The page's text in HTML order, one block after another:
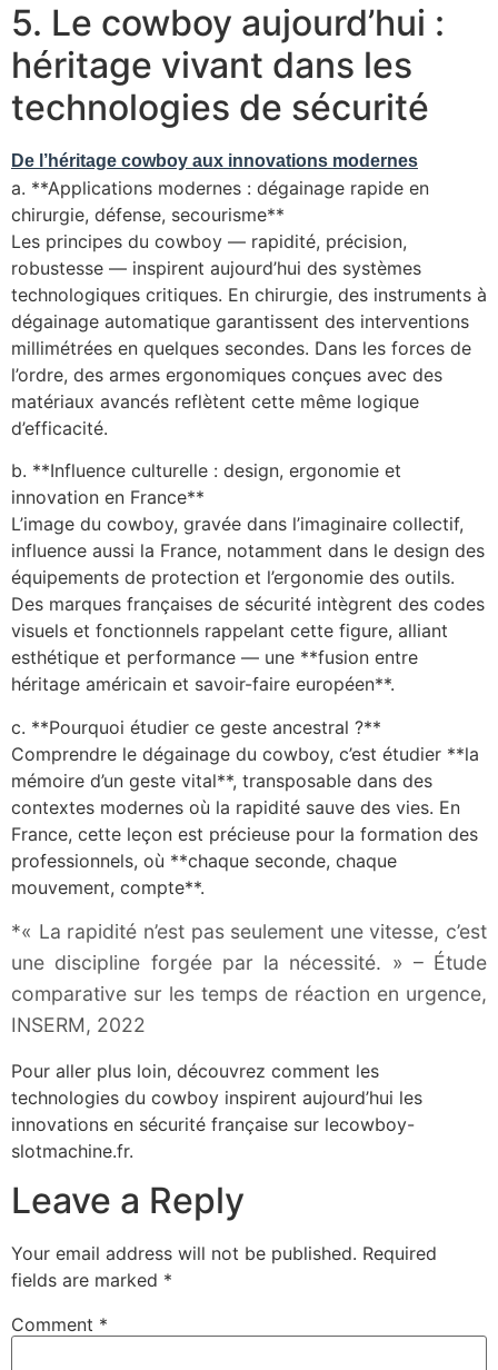
5. Le cowboy aujourd’hui :
héritage vivant dans les
technologies de sécurité
De l’héritage cowboy aux innovations modernes
a. **Applications modernes : dégainage rapide en
chirurgie, défense, secourisme**
Les principes du cowboy — rapidité, précision,
robustesse — inspirent aujourd’hui des systèmes
technologiques critiques. En chirurgie, des instruments à
dégainage automatique garantissent des interventions
millimétrées en quelques secondes. Dans les forces de
l’ordre, des armes ergonomiques conçues avec des
matériaux avancés reflètent cette même logique
d’efficacité.
b. **Influence culturelle : design, ergonomie et
innovation en France**
L’image du cowboy, gravée dans l’imaginaire collectif,
influence aussi la France, notamment dans le design des
équipements de protection et l’ergonomie des outils.
Des marques françaises de sécurité intègrent des codes
visuels et fonctionnels rappelant cette figure, alliant
esthétique et performance — une **fusion entre
héritage américain et savoir-faire européen**.
c. **Pourquoi étudier ce geste ancestral ?**
Comprendre le dégainage du cowboy, c’est étudier **la
mémoire d’un geste vital**, transposable dans des
contextes modernes où la rapidité sauve des vies. En
France, cette leçon est précieuse pour la formation des
professionnels, où **chaque seconde, chaque
mouvement, compte**.
*« La rapidité n’est pas seulement une vitesse, c’est
une discipline forgée par la nécessité. » – Étude
comparative sur les temps de réaction en urgence,
INSERM, 2022
Pour aller plus loin, découvrez comment les
technologies du cowboy inspirent aujourd’hui les
innovations en sécurité française sur lecowboy-
slotmachine.fr.
Leave a Reply
Your email address will not be published. Required
fields are marked *
Comment *